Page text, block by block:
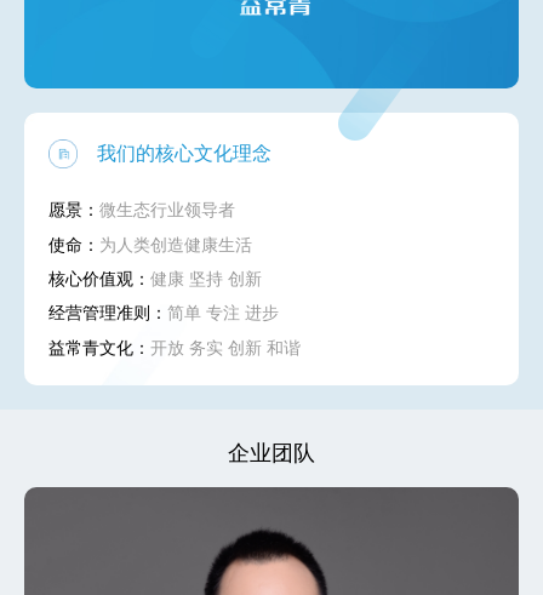
我们的核心文化理念
愿景：微生态行业领导者
使命： 为人类创造健康生活
核心价值观：健康 坚持 创新
经营管理准则：简单 专注 进步
益常青文化：开放 务实 创新 和谐
企业团队